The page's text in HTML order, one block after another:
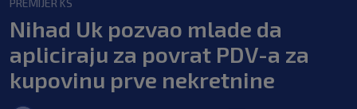
PREMIJER KS
Nihad Uk pozvao mlade da
apliciraju za povrat PDV-a za
kupovinu prve nekretnine